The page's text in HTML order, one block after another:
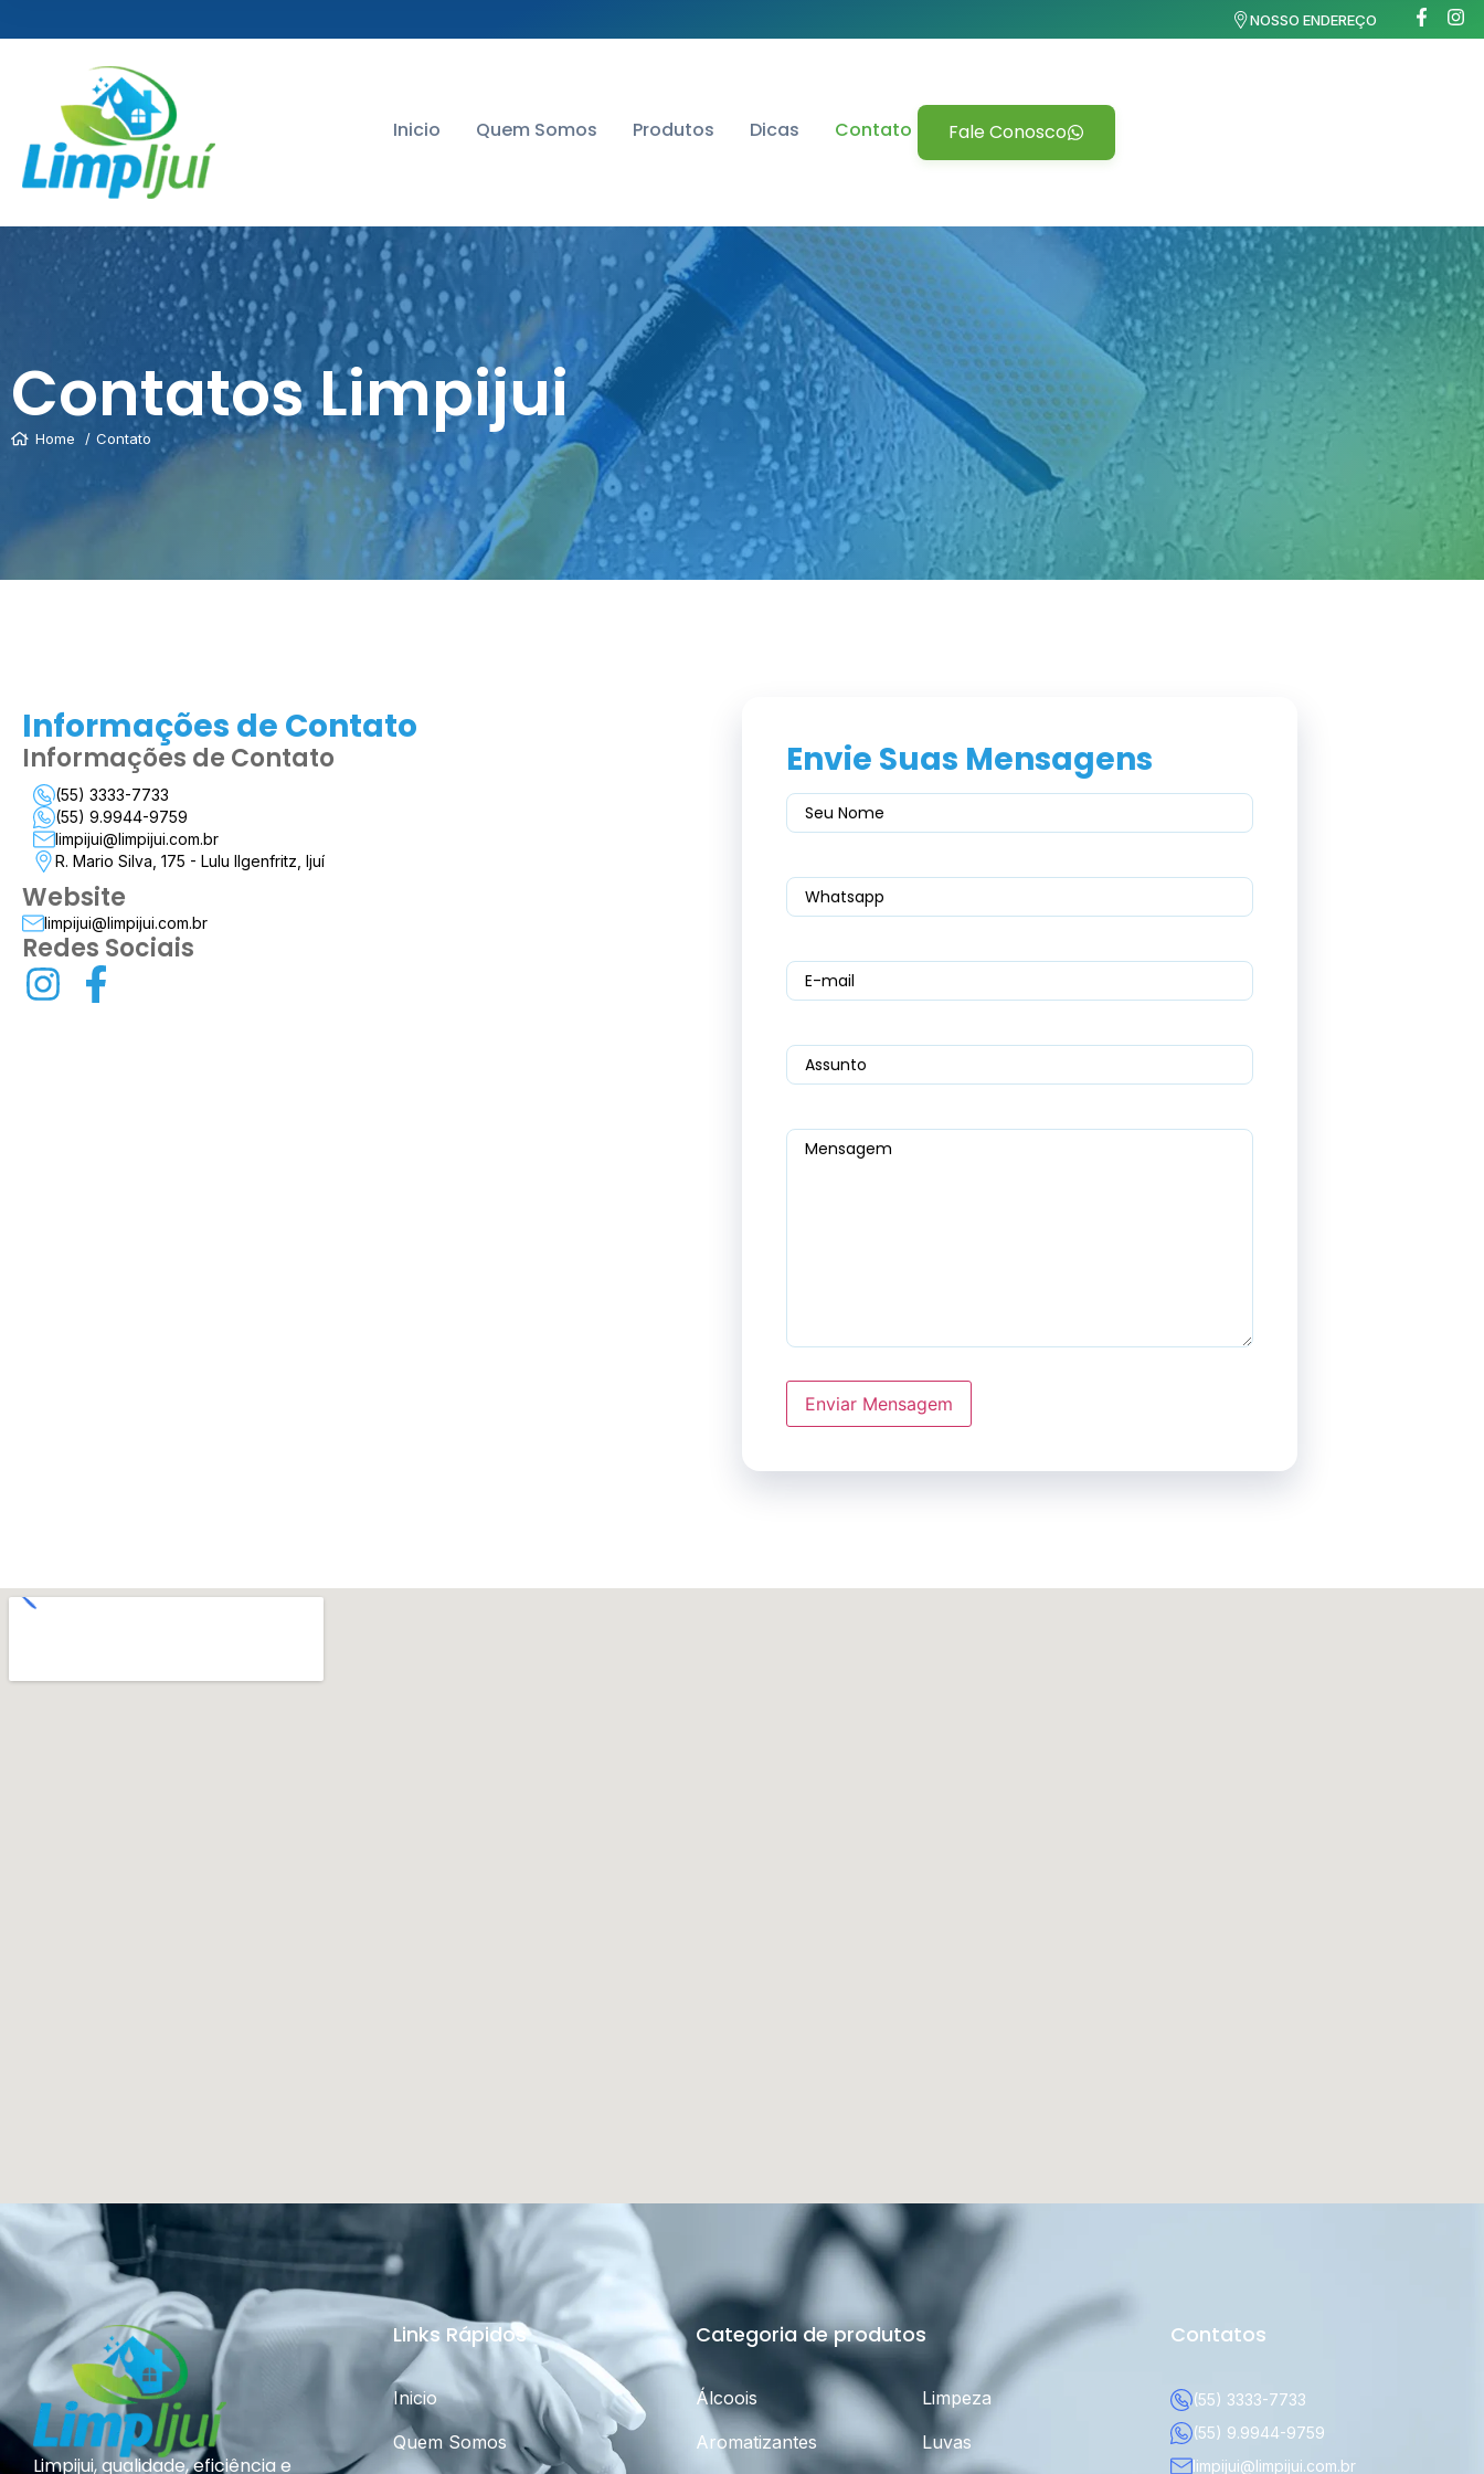
NOSSO ENDEREÇO
Inicio Quem Somos Produtos Dicas Contato Fale Conosco
Contatos Limpijui
Home Contato
Informações de Contato
Informações de Contato
(55) 3333-7733
(55) 9.9944-9759
limpijui@limpijui.com.br
R. Mario Silva, 175 - Lulu Ilgenfritz, Ijuí
Website
limpijui@limpijui.com.br
Redes Sociais
Envie Suas Mensagens
Seu
nome
Telefone(obrigatório)
E-
mail
Assunto
Mensagem
Limpijui, qualidade, eficiência e
Links Rápidos
Inicio
Quem Somos
Categoria de produtos
Álcoois
Aromatizantes
Limpeza
Luvas
Contatos
(55) 3333-7733
(55) 9.9944-9759
limpijui@limpijui.com.br